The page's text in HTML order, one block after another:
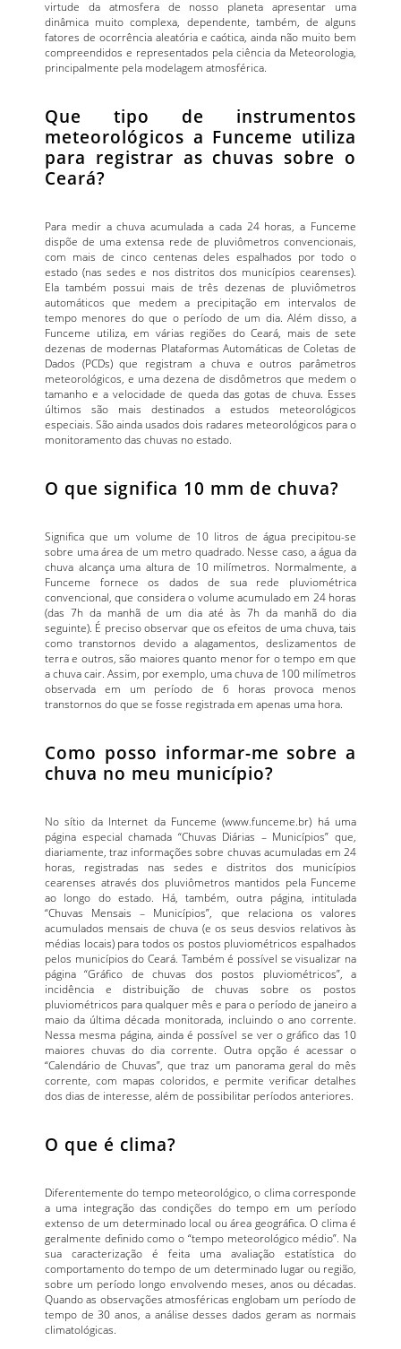
virtude da atmosfera de nosso planeta apresentar uma
dinâmica muito complexa, dependente, também, de alguns
fatores de ocorrência aleatória e caótica, ainda não muito bem
compreendidos e representados pela ciência da Meteorologia,
principalmente pela modelagem atmosférica.
Que tipo de instrumentos
meteorológicos a Funceme utiliza
para registrar as chuvas sobre o
Ceará?
Para medir a chuva acumulada a cada 24 horas, a Funceme
dispõe de uma extensa rede de pluviômetros convencionais,
com mais de cinco centenas deles espalhados por todo o
estado (nas sedes e nos distritos dos municípios cearenses).
Ela também possui mais de três dezenas de pluviômetros
automáticos que medem a precipitação em intervalos de
tempo menores do que o período de um dia. Além disso, a
Funceme utiliza, em várias regiões do Ceará, mais de sete
dezenas de modernas Plataformas Automáticas de Coletas de
Dados (PCDs) que registram a chuva e outros parâmetros
meteorológicos, e uma dezena de disdômetros que medem o
tamanho e a velocidade de queda das gotas de chuva. Esses
últimos são mais destinados a estudos meteorológicos
especiais. São ainda usados dois radares meteorológicos para o
monitoramento das chuvas no estado.
O que significa 10 mm de chuva?
Significa que um volume de 10 litros de água precipitou-se
sobre uma área de um metro quadrado. Nesse caso, a água da
chuva alcança uma altura de 10 milímetros. Normalmente, a
Funceme fornece os dados de sua rede pluviométrica
convencional, que considera o volume acumulado em 24 horas
(das 7h da manhã de um dia até às 7h da manhã do dia
seguinte). É preciso observar que os efeitos de uma chuva, tais
como transtornos devido a alagamentos, deslizamentos de
terra e outros, são maiores quanto menor for o tempo em que
a chuva cair. Assim, por exemplo, uma chuva de 100 milímetros
observada em um período de 6 horas provoca menos
transtornos do que se fosse registrada em apenas uma hora.
Como posso informar-me sobre a
chuva no meu município?
No sítio da Internet da Funceme (www.funceme.br) há uma
página especial chamada “Chuvas Diárias – Municípios” que,
diariamente, traz informações sobre chuvas acumuladas em 24
horas, registradas nas sedes e distritos dos municípios
cearenses através dos pluviômetros mantidos pela Funceme
ao longo do estado. Há, também, outra página, intitulada
“Chuvas Mensais – Municípios”, que relaciona os valores
acumulados mensais de chuva (e os seus desvios relativos às
médias locais) para todos os postos pluviométricos espalhados
pelos municípios do Ceará. Também é possível se visualizar na
página “Gráfico de chuvas dos postos pluviométricos”, a
incidência e distribuição de chuvas sobre os postos
pluviométricos para qualquer mês e para o período de janeiro a
maio da última década monitorada, incluindo o ano corrente.
Nessa mesma página, ainda é possível se ver o gráfico das 10
maiores chuvas do dia corrente. Outra opção é acessar o
“Calendário de Chuvas”, que traz um panorama geral do mês
corrente, com mapas coloridos, e permite verificar detalhes
dos dias de interesse, além de possibilitar períodos anteriores.
O que é clima?
Diferentemente do tempo meteorológico, o clima corresponde
a uma integração das condições do tempo em um período
extenso de um determinado local ou área geográfica. O clima é
geralmente definido como o “tempo meteorológico médio”. Na
sua caracterização é feita uma avaliação estatística do
comportamento do tempo de um determinado lugar ou região,
sobre um período longo envolvendo meses, anos ou décadas.
Quando as observações atmosféricas englobam um período de
tempo de 30 anos, a análise desses dados geram as normais
climatológicas.